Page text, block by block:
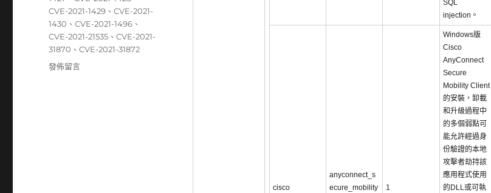
SQL
injection。
cisco
anyconnect_s
ecure_mobility
1
Windows版
Cisco
AnyConnect
Secure
Mobility Client
的安裝，卸載
和升級過程中
的多個弱點可
能允許經過身
份驗證的本地
攻擊者劫持該
應用程式使用
的DLL或可執
CVE-2021-1429 、CVE-2021-
1430 、CVE-2021-1496 、
CVE-2021-21535 、CVE-2021-
31870 、CVE-2021-31872
在
發佈留言